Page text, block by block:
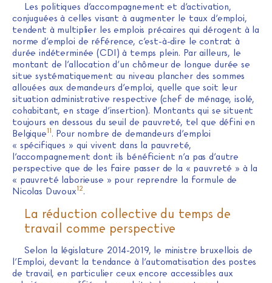
Les politiques d’accompagnement et d’activation,
conjuguées à celles visant à augmenter le taux d’emploi,
tendent à multiplier les emplois précaires qui dérogent à la
norme d’emploi de référence, c’est-à-dire le contrat à
durée indéterminée (CDI) à temps plein. Par ailleurs, le
montant de l’allocation d’un chômeur de longue durée se
situe systématiquement au niveau plancher des sommes
allouées aux demandeurs d’emploi, quelle que soit leur
situation administrative respective (chef de ménage, isolé,
cohabitant, en stage d’insertion). Montants qui se situent
toujours en dessous du seuil de pauvreté, tel que défini en
Belgique11. Pour nombre de demandeurs d’emploi
« spécifiques » qui vivent dans la pauvreté,
l’accompagnement dont ils bénéficient n’a pas d’autre
perspective que de les faire passer de la « pauvreté » à la
« pauvreté laborieuse » pour reprendre la formule de
Nicolas Duvoux12.
La réduction collective du temps de
travail comme perspective
Selon la législature 2014-2019, le ministre bruxellois de
l’Emploi, devant la tendance à l’automatisation des postes
de travail, en particulier ceux encore accessibles aux